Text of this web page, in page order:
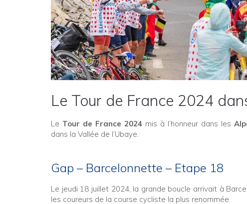
Le Tour de France 2024
Le Tour de France 2024mis à l’honneur dans les
dans la Vallée de l’Ubaye.
Gap – Barcelonnette – Etape 18
Le jeudi 18 juillet 2024, la grande boucle arrivait à
les coureurs de la course cycliste la plus renommée.